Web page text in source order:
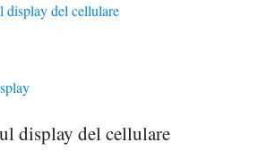
display del cellulare
display del cellulare